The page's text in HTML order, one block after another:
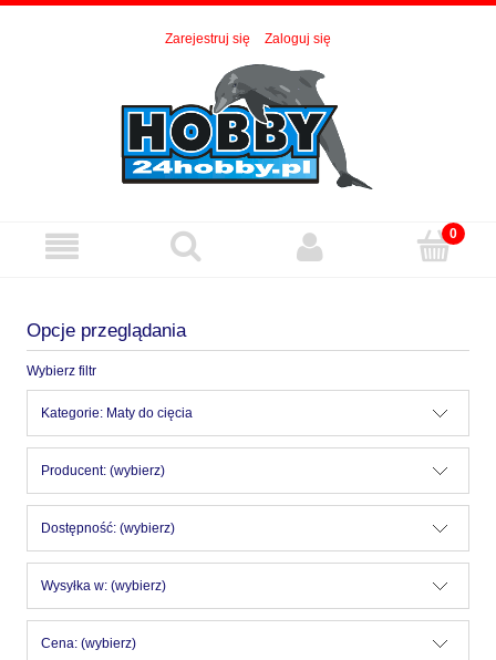
Zarejestruj się Zaloguj się
Opcje przeglądania
Wybierz filtr
Kategorie: Maty do cięcia
Producent: (wybierz)
Dostępność: (wybierz)
Wysyłka w: (wybierz)
Cena: (wybierz)